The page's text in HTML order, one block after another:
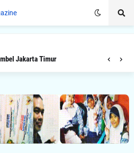
Jakarta Timur